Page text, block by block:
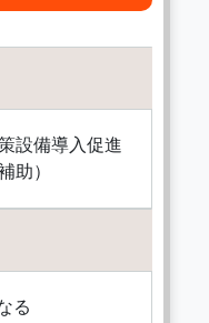
設備導入促進
助）
る